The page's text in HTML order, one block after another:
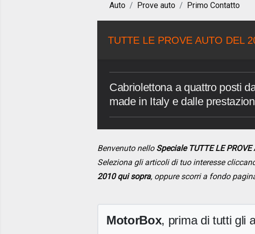
Auto Prove auto Primo Contatto
TUTTE LE PROVE AUTO DEL
Cabriolettona a quattro posti
made in Italy e dalle
Benvenuto nello Speciale TUTTE LE PROVE
Seleziona gli articoli di tuo interesse
2010 qui sopra, oppure scorri a fondo
MotorBox, prima di tutti gli